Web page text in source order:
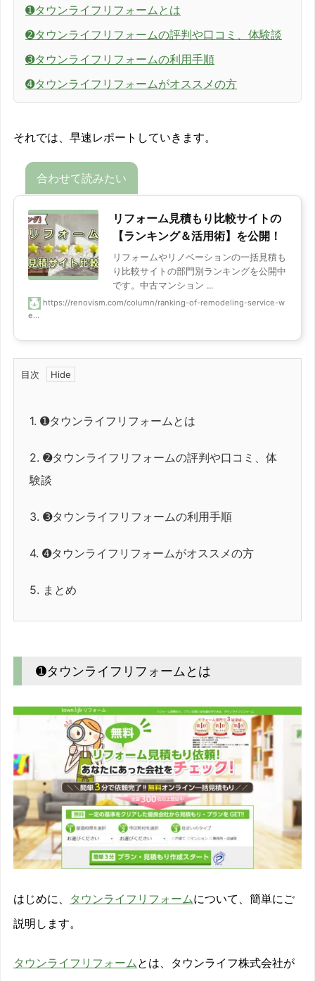
➊タウンライフリフォームとは
➋タウンライフリフォームの評判や口コミ、体験談
➌タウンライフリフォームの利用手順
➍タウンライフリフォームがオススメの方
それでは、早速レポートしていきます。
リフォーム見積もり比較サイトの
【ランキング＆活用術】を公開！
リフォームやリノベーションの一括見積も
り比較サイトの部門別ランキングを公開中
です。中古マンション ...
https://renovism.com/column/ranking-of-remodeling-service-w
e...
目次
1. ➊タウンライフリフォームとは
2. ➋タウンライフリフォームの評判や口コミ、体
験談
3. ➌タウンライフリフォームの利用手順
4. ➍タウンライフリフォームがオススメの方
5. まとめ
➊タウンライフリフォームとは
はじめに、 タウンライフリフォームについて、簡単にご
説明します。
タウンライフリフォームとは、タウンライフ株式会社が